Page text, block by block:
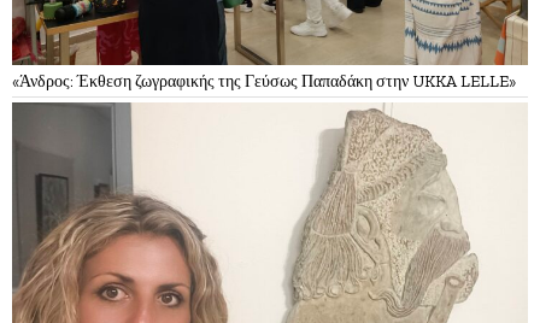
«Άνδρος: Έκθεση ζωγραφικής της Γεύσως Παπαδάκη στην UKKA LELLE»